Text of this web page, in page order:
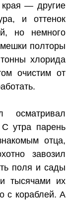
— другие
и оттенок
но немного
полторы
хлорида
очистим от
утра парень
отца,
завозил
поля и сады
тысячами их
с кораблей. А